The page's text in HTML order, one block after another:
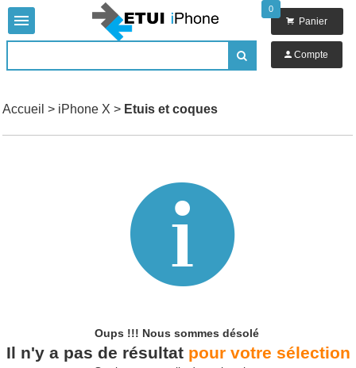


0
 Panier
 Compte
Accueil > iPhone X > Etuis et coques

Oups !!! Nous sommes désolé
Il n'y a pas de résultat pour votre sélection